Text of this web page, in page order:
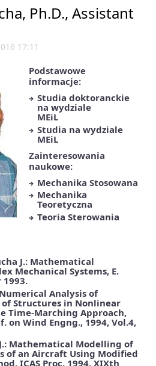
Ph.D., Assistant
17:11
Podstawowe
informacje:
Studia doktoranckie
na wydziale
MEiL
Studia na wydziale
MEiL
Zainteresowania
naukowe:
Mechanika Stosowana
Mechanika
Teoretyczna
Teoria Sterowania
J.: Mathematical
Mechanical Systems, E.
1993.
Analysis of
of Structures in Nonlinear
Time-Marching Approach,
on Wind Engng., 1994, Vol.4,
Mathematical Modelling of
of an Aircraft Using Modified
ICAS Proc. 1994, XIXth